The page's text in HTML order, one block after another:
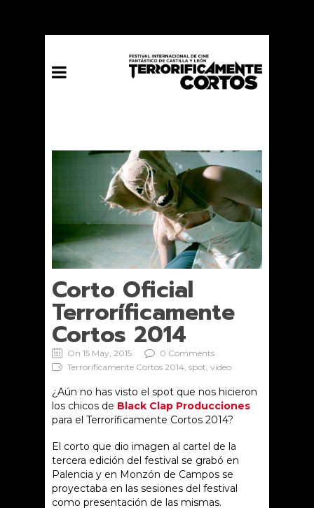
Corto Oficial
Terroríficamente
Cortos 2014
On 15 May, 2015
0 Comments
Terrorificamente Cortos 2014, spot, video
¿Aún no has visto el spot que nos hicieron
los chicos de Black Clap Producciones
para el Terroríficamente Cortos 2014?
El corto que dio imagen al cartel de la
tercera edición del festival se grabó en
Palencia y en Monzón de Campos se
proyectaba en las sesiones del festival
como presentación de las mismas.